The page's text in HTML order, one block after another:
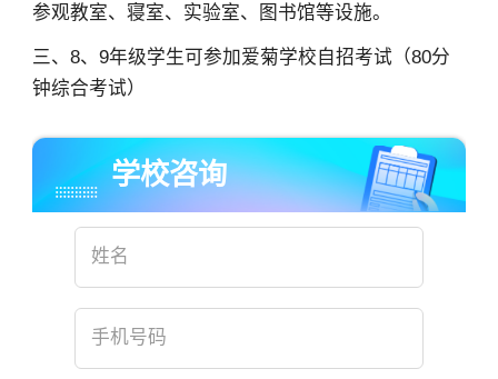
参观教室、寝室、实验室、图书馆等设施。
三、8、9年级学生可参加爱菊学校自招考试（80分
钟综合考试）
学校咨询